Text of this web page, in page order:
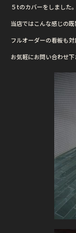
５tのカバーをしました。
当店ではこんな感じの
フルオーダーの看板も
お気軽にお問い合わせ下